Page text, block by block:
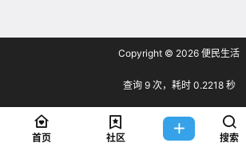
Copyright © 2026 便民生活
查询 9 次，耗时 0.2218 秒
首页 社区 搜索